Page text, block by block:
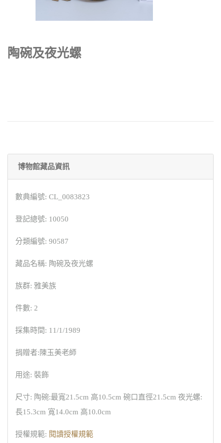
陶碗及夜光螺
博物館藏品資訊
數典編號: CL_0083823
登記總號: 10050
分類編號: 90587
藏品名稱: 陶碗及夜光螺
族群: 雅美族
件數: 2
採集時間: 11/1/1989
捐贈者:陳玉美老師
用途: 裝飾
尺寸: 陶碗:最寬21.5cm 高10.5cm 碗口直徑21.5cm 夜光螺:
長15.3cm 寬14.0cm 高10.0cm
授權規範: 閱讀授權規範